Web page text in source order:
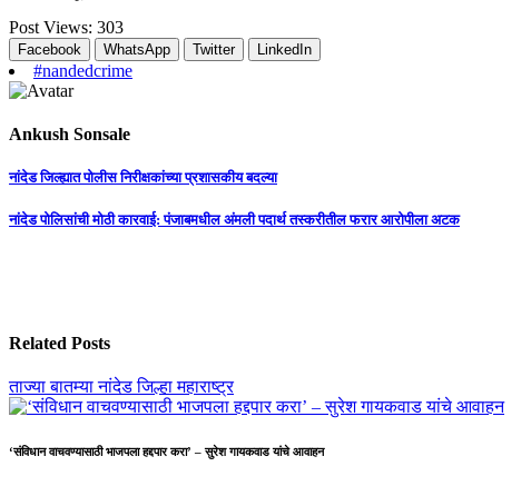
Post Views: 303
Facebook WhatsApp Twitter LinkedIn
#nandedcrime
Ankush Sonsale
Post
navigation
नांदेड जिल्ह्यात पोलीस निरीक्षकांच्या प्रशासकीय बदल्या
नांदेड पोलिसांची मोठी कारवाई: पंजाबमधील अंमली पदार्थ तस्करीतील फरार आरोपीला अटक
Related Posts
ताज्या बातम्यानांदेड जिल्हामहाराष्ट्र
‘संविधान वाचवण्यासाठी भाजपला हद्दपार करा’ – सुरेश गायकवाड यांचे आवाहन